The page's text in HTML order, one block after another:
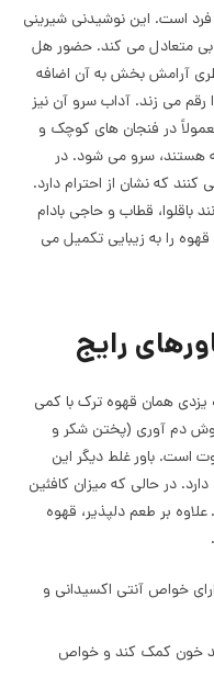
است. این نوشیدنی شیرینی
متعادل می کند. حضور هل
آرامش بخش به آن اضافه
رقم می زند. آداب سرو آن نیز
در فنجان های کوچک و
هستند، سرو می شود. در
که نشان از احترام دارد.
باقلوا، قطاب و حاجی بادام
را به زیبایی تکمیل می
رایج
یزدی همان قهوه ترک با کمی
دم آوری (پختن شکر و
است. باور غلط دیگر این
در حالی که میزان کافئین
بر طعم دلپذیر، قهوه
خواص آنتی اکسیدانی و
خون کمک کند و خواص